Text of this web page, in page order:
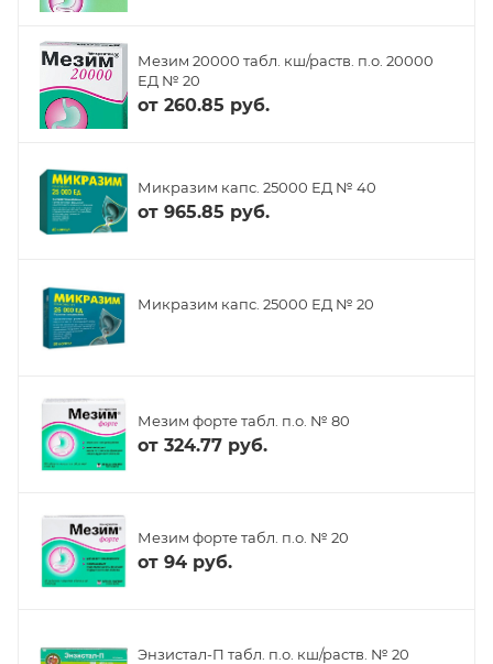
Мезим 20000 табл. кш/раств. п.о. 20000
ЕД № 20
от 260.85 руб.
Микразим капс. 25000 ЕД № 40
от 965.85 руб.
Микразим капс. 25000 ЕД № 20
Мезим форте табл. п.о. № 80
от 324.77 руб.
Мезим форте табл. п.о. № 20
от 94 руб.
Энзистал-П табл. п.о. кш/раств. № 20